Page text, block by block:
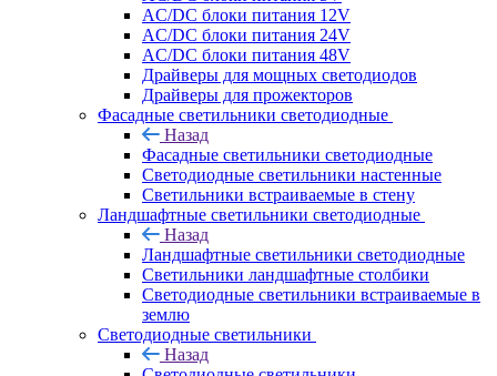
AC/DC блоки питания 12V
AC/DC блоки питания 24V
AC/DC блоки питания 48V
Драйверы для мощных светодиодов
Драйверы для прожекторов
Фасадные светильники светодиодные
Назад
Фасадные светильники светодиодные
Светодиодные светильники настенные
Светильники встраиваемые в стену
Ландшафтные светильники светодиодные
Назад
Ландшафтные светильники светодиодные
Светильники ландшафтные столбики
Светодиодные светильники встраиваемые в
землю
Светодиодные светильники
Назад